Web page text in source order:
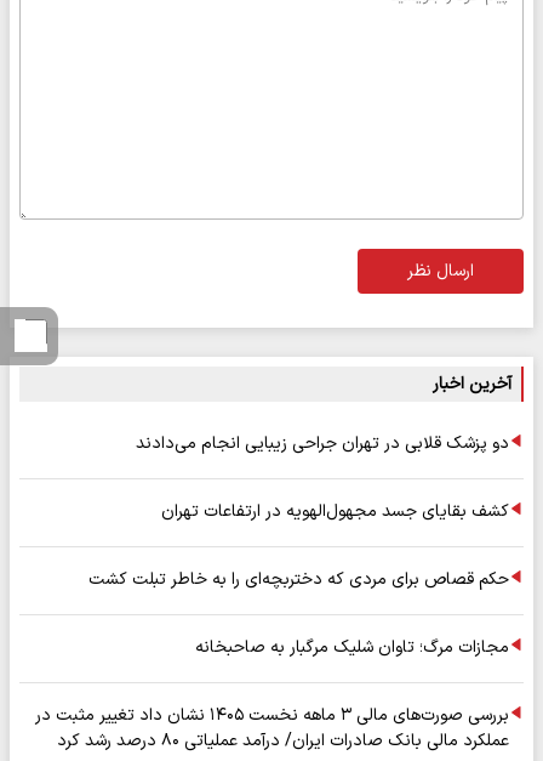
ارسال نظر
آخرین اخبار
دو پزشک قلابی در تهران جراحی زیبایی انجام می‌دادند
کشف بقایای جسد مجهول‌الهویه در ارتفاعات تهران
حکم قصاص برای مردی که دختربچه‌ای را به خاطر تبلت کشت
مجازات مرگ؛ تاوان شلیک مرگبار به صاحبخانه
بررسی صورت‌های مالی ۳ ماهه نخست ۱۴۰۵ نشان داد تغییر مثبت در
عملکرد مالی بانک صادرات ایران/ درآمد عملیاتی ۸۰ درصد رشد کرد